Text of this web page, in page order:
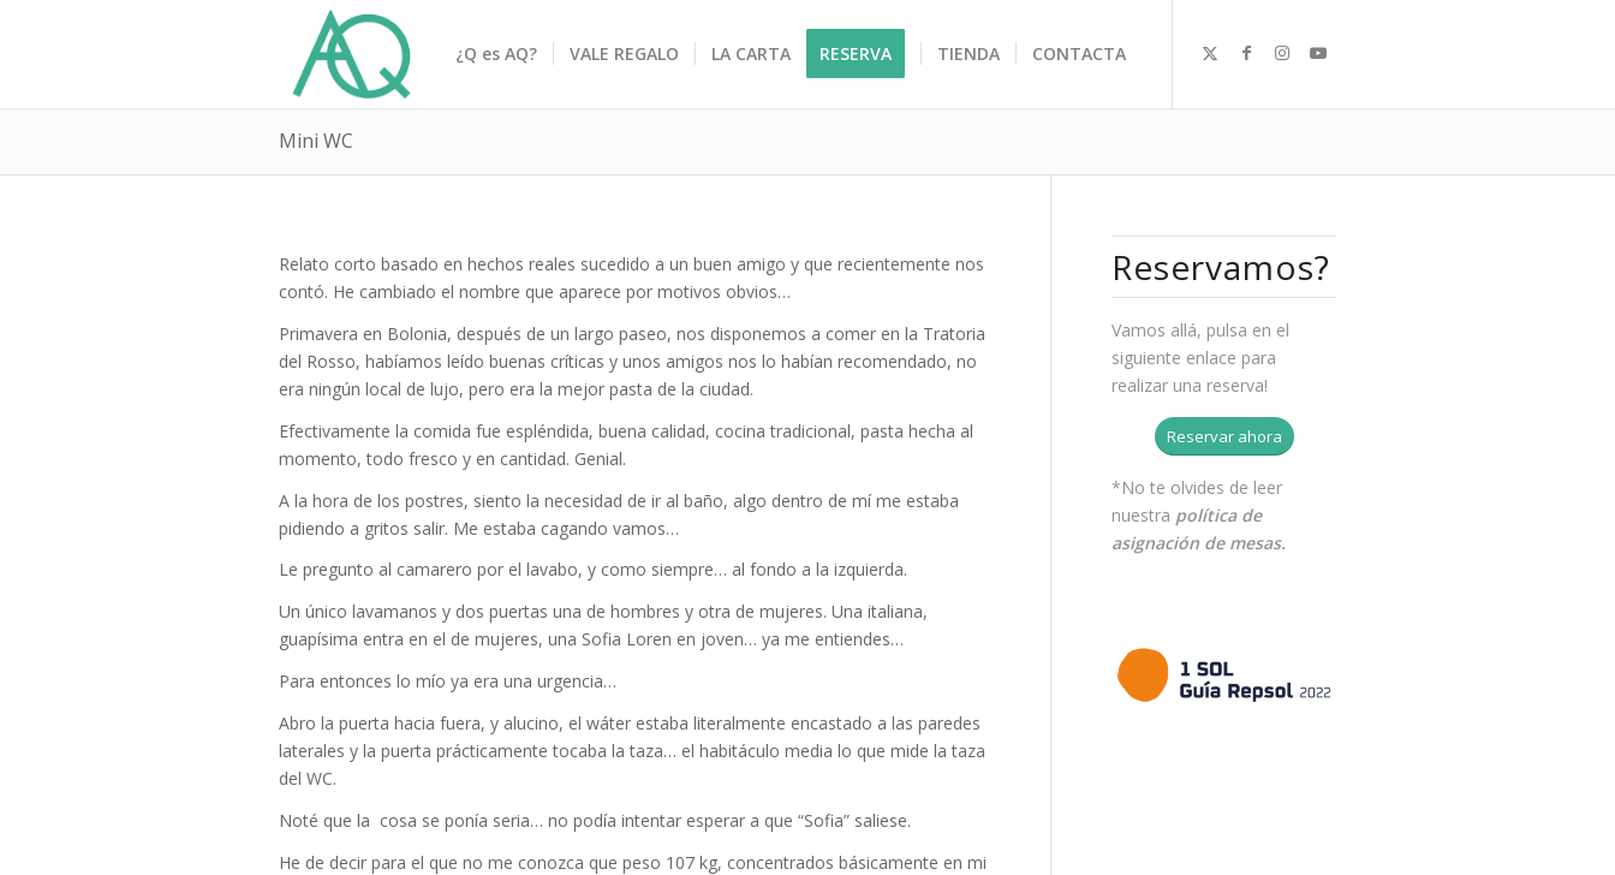
¿Q es AQ? VALE REGALO LA CARTA RESERVA TIENDA CONTACTA
Mini WC
Relato corto basado en hechos reales sucedido a un buen amigo y que recientemente nos
contó. He cambiado el nombre que aparece por motivos obvios…
Primavera en Bolonia, después de un largo paseo, nos disponemos a comer en la Tratoria
del Rosso, habíamos leído buenas críticas y unos amigos nos lo habían recomendado, no
era ningún local de lujo, pero era la mejor pasta de la ciudad.
Efectivamente la comida fue espléndida, buena calidad, cocina tradicional, pasta hecha al
momento, todo fresco y en cantidad. Genial.
A la hora de los postres, siento la necesidad de ir al baño, algo dentro de mí me estaba
pidiendo a gritos salir. Me estaba cagando vamos…
Le pregunto al camarero por el lavabo, y como siempre… al fondo a la izquierda.
Un único lavamanos y dos puertas una de hombres y otra de mujeres. Una italiana,
guapísima entra en el de mujeres, una Sofia Loren en joven… ya me entiendes…
Para entonces lo mío ya era una urgencia…
Abro la puerta hacia fuera, y alucino, el wáter estaba literalmente encastado a las paredes
laterales y la puerta prácticamente tocaba la taza… el habitáculo media lo que mide la taza
del WC.
Noté que la cosa se ponía seria… no podía intentar esperar a que “Sofia” saliese.
He de decir para el que no me conozca que peso 107 kg, concentrados básicamente en mi
Reservamos?
Vamos allá, pulsa en el
siguiente enlace para
realizar una reserva!
Reservar ahora
*No te olvides de leer
nuestra política de
asignación de mesas.